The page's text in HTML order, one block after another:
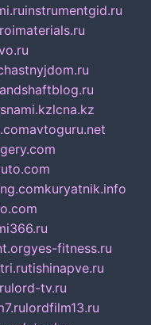
instrumentgid.ru
lcna.kz
avtoguru.net
kuryatnik.info
yes-fitness.ru
tishinapve.ru
lord-tv.ru
lordfilm13.ru